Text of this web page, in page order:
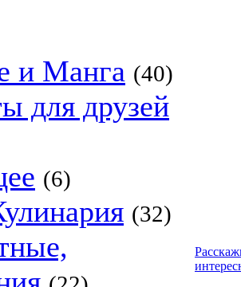
и Манга (40)
для друзей
(6)
(32)